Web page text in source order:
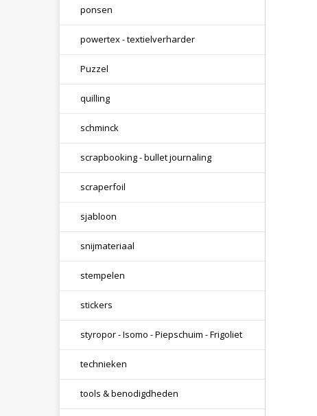
ponsen
powertex - textielverharder
Puzzel
quilling
schminck
scrapbooking - bullet journaling
scraperfoil
sjabloon
snijmateriaal
stempelen
stickers
styropor - Isomo - Piepschuim - Frigoliet
technieken
tools & benodigdheden